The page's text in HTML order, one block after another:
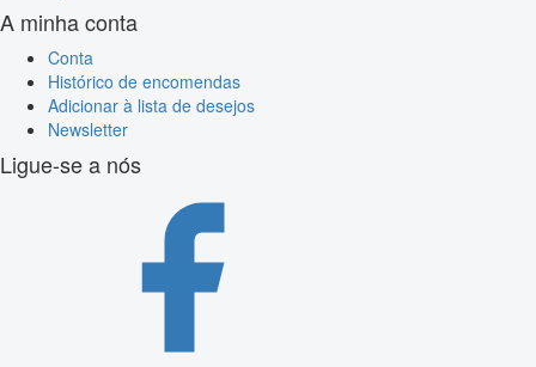
A minha conta
Conta
Histórico de encomendas
Adicionar à lista de desejos
Newsletter
Ligue-se a nós